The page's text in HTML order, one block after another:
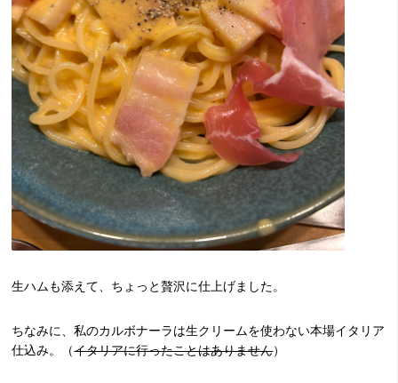
生ハムも添えて、ちょっと贅沢に仕上げました。
ちなみに、私のカルボナーラは生クリームを使わない本場イタリア
仕込み。（イタリアに行ったことはありません）